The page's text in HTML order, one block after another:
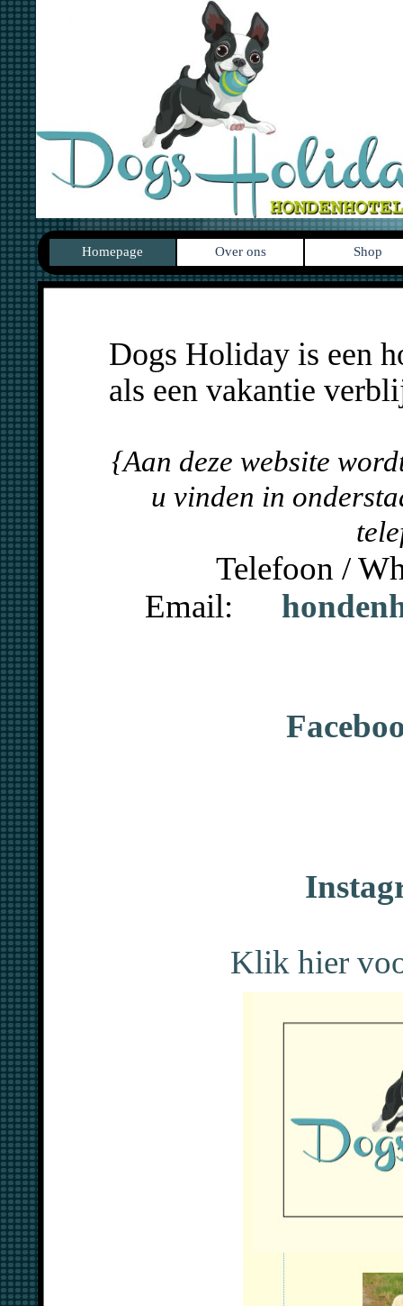
Homepage Over ons Shop
Dogs Holiday is een
als een vakantie
{Aan deze website
u vinden in
Telefoon /
Email:
Klik hier